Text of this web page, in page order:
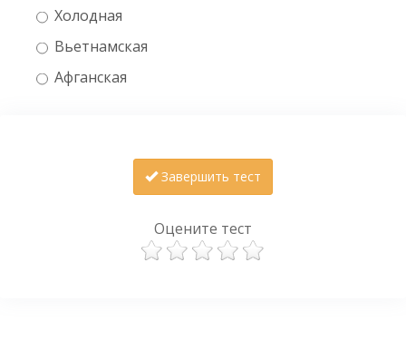
Холодная
Вьетнамская
Афганская
Завершить тест
Оцените тест